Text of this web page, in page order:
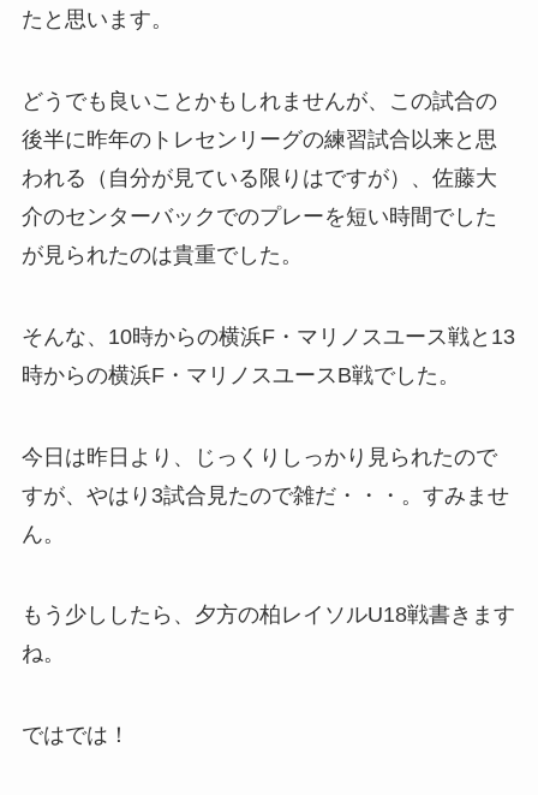
たと思います。
どうでも良いことかもしれませんが、この試合の
後半に昨年のトレセンリーグの練習試合以来と思
われる（自分が見ている限りはですが）、佐藤大
介のセンターバックでのプレーを短い時間でした
が見られたのは貴重でした。
そんな、10時からの横浜F・マリノスユース戦と13
時からの横浜F・マリノスユースB戦でした。
今日は昨日より、じっくりしっかり見られたので
すが、やはり3試合見たので雑だ・・・。すみませ
ん。
もう少ししたら、夕方の柏レイソルU18戦書きます
ね。
ではでは！